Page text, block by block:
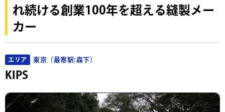
れ続ける創業100年を超える縫製メー
カー
エリア 東京（最寄駅:森下）
KIPS